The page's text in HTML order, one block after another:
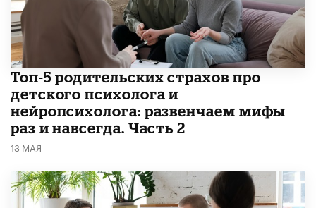
​​Топ-5 родительских страхов про
детского психолога и
нейропсихолога: развенчаем мифы
раз и навсегда. Часть 2
13 МАЯ